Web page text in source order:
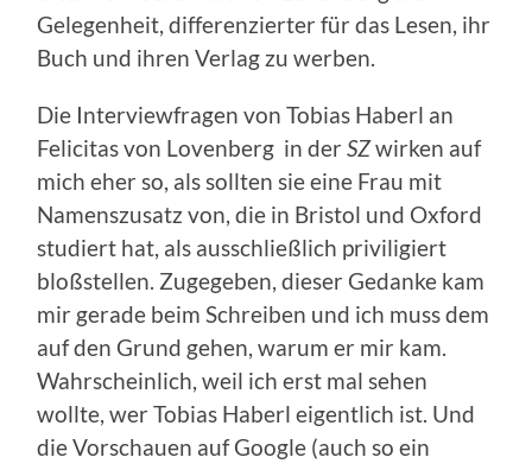
Gelegenheit, differenzierter für das Lesen, ihr
Buch und ihren Verlag zu werben.
Die Interviewfragen von Tobias Haberl an
Felicitas von Lovenberg in derSZwirken auf
mich eher so, als sollten sie eine Frau mit
Namenszusatz von, die in Bristol und Oxford
studiert hat, als ausschließlich priviligiert
bloßstellen. Zugegeben, dieser Gedanke kam
mir gerade beim Schreiben und ich muss dem
auf den Grund gehen, warum er mir kam.
Wahrscheinlich, weil ich erst mal sehen
wollte, wer Tobias Haberl eigentlich ist. Und
die Vorschauen auf Google (auch so ein